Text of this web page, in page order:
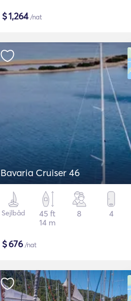
$1,264/nat
Bavaria Cruiser 46
Sejlbåd
45 ft
14 m
8 4
$676/nat